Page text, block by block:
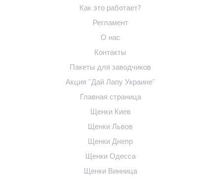
Как это работает?
Регламент
О нас
Контакты
Пакеты для заводчиков
Акция "Дай Лапу Украине"
Главная страница
Щенки Киев
Щенки Львов
Щенки Днепр
Щенки Одесса
Щенки Винница